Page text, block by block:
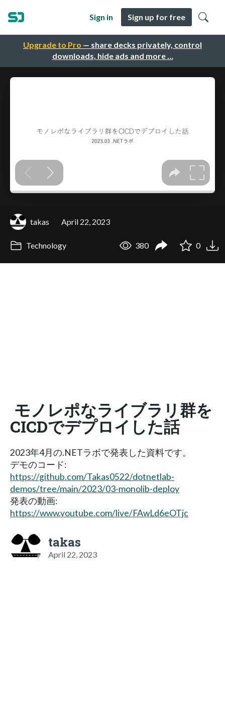
Upgrade to Pro — share decks privately, control
downloads, hide ads and more …
Sign in Sign up for free
takas April 22, 2023
Technology 380 0
モノレポなライブラリ群を
CICDでデプロイした話
2023年4月の.NETラボで発表した資料です。
デモのコード:
https://github.com/Takas0522/dotnetlab-
demos/tree/main/2023/03-monolib-deploy
発表の動画:
https://www.youtube.com/live/FAwLd6eOTjc
takas
April 22, 2023